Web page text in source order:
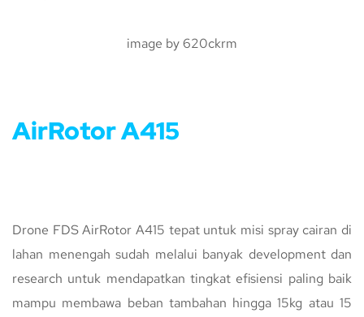
image by 620ckrm
AirRotor A415
Drone FDS AirRotor A415 tepat untuk misi spray cairan di
lahan menengah sudah melalui banyak development dan
research untuk mendapatkan tingkat efisiensi paling baik
mampu membawa beban tambahan hingga 15kg atau 15